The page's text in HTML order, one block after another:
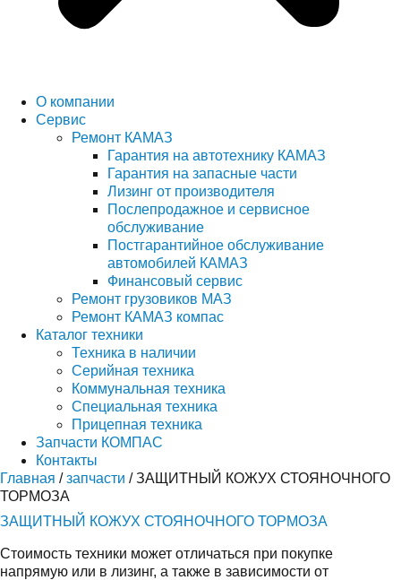
О компании
Сервис
Ремонт КАМАЗ
Гарантия на автотехнику КАМАЗ
Гарантия на запасные части
Лизинг от производителя
Послепродажное и сервисное
обслуживание
Постгарантийное обслуживание
автомобилей КАМАЗ
Финансовый сервис
Ремонт грузовиков МАЗ
Ремонт КАМАЗ компас
Каталог техники
Техника в наличии
Серийная техника
Коммунальная техника
Специальная техника
Прицепная техника
Запчасти КОМПАС
Контакты
Главная /запчасти / ЗАЩИТНЫЙ КОЖУХ СТОЯНОЧНОГО
ТОРМОЗА
ЗАЩИТНЫЙ КОЖУХ СТОЯНОЧНОГО ТОРМОЗА
Стоимость техники может отличаться при покупке
напрямую или в лизинг, а также в зависимости от